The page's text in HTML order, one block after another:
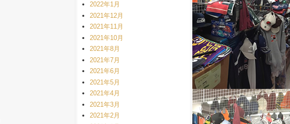
2022年1月
2021年12月
2021年11月
2021年10月
2021年8月
2021年7月
2021年6月
2021年5月
2021年4月
2021年3月
2021年2月